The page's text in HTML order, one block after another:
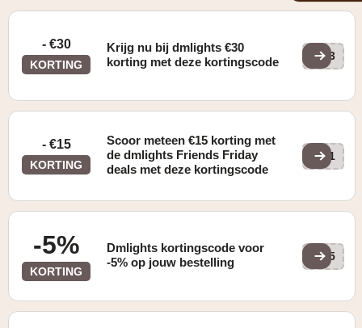
- €30
KORTING
Krijg nu bij dmlights €30
korting met deze kortingscode
FF3
- €15
KORTING
Scoor meteen €15 korting met
de dmlights Friends Friday
deals met deze kortingscode
FF1
-5%
KORTING
Dmlights kortingscode voor
-5% op jouw bestelling
DM5